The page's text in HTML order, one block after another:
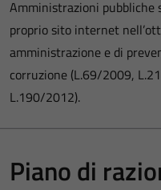
Amministrazioni pubbliche
proprio sito internet
amministrazione e di
corruzione (L.69/2009,
L.190/2012).
Piano di